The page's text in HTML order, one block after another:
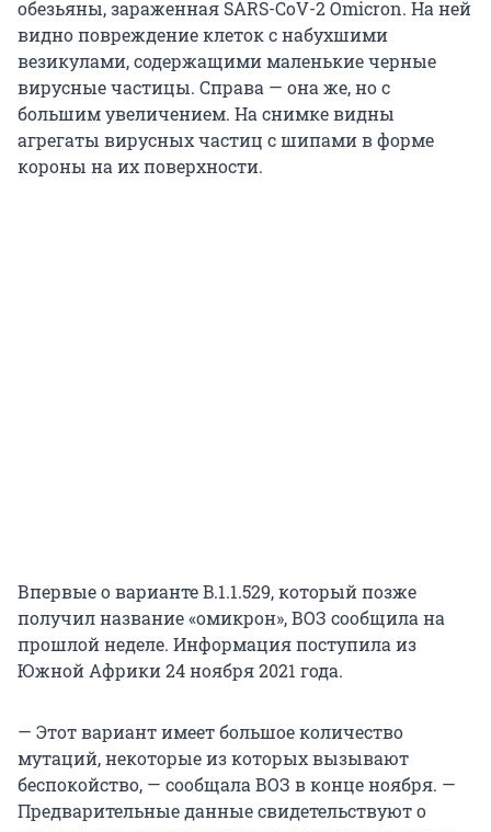
обезьяны, зараженная SARS-CoV-2 Omicron. На ней
видно повреждение клеток с набухшими
везикулами, содержащими маленькие черные
вирусные частицы. Справа — она же, но с
большим увеличением. На снимке видны
агрегаты вирусных частиц с шипами в форме
короны на их поверхности.
Впервые о варианте B.1.1.529, который позже
получил название «омикрон», ВОЗ сообщила на
прошлой неделе. Информация поступила из
Южной Африки 24 ноября 2021 года.
— Этот вариант имеет большое количество
мутаций, некоторые из которых вызывают
беспокойство, — сообщала ВОЗ в конце ноября. —
Предварительные данные свидетельствуют о